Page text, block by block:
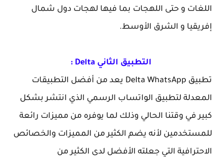
اللغات و حتى اللهجات بما فيها لهجات دول شمال
إفريقيا و الشرق الأوسط.
التطبيق الثاني Delta :
تطبيق Delta WhatsApp يعد من أفضل التطبيقات
المعدلة لتطبيق الواتساب الرسمي الذي انتشر بشكل
كبير في وقتنا الحالي وذلك لما يوفره من مميزات رائعة
للمستخدمين لأنه يضم الكثير من المميزات والخصائص
الاحترافية التي جعلته الأفضل لدى الكثير من